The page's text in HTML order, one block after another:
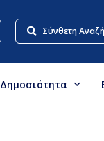
Σύνθετη
Δημοσιότητα